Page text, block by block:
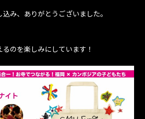
み、ありがとうございました。
のを楽しみにしています！